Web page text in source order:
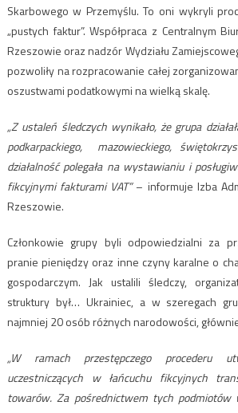
Skarbowego w Przemyślu. To oni wykryli
„pustych faktur”. Współpraca z Centralnym
Rzeszowie oraz nadzór Wydziału
pozwoliły na rozpracowanie całej
oszustwami podatkowymi na wielką skalę.
„Z ustaleń śledczych wynikało, że grupa
podkarpackiego, mazowieckiego,
działalność polegała na wystawianiu i
fikcyjnymi fakturami VAT”– informuje Izba
Rzeszowie.
Członkowie grupy byli odpowiedzialni za
pranie pieniędzy oraz inne czyny karalne o
gospodarczym. Jak ustalili śledczy,
struktury był… Ukrainiec, a w szeregach
najmniej 20 osób różnych narodowości,
„W ramach przestępczego procederu
uczestniczących w łańcuchu fikcyjnych
towarów. Za pośrednictwem tych